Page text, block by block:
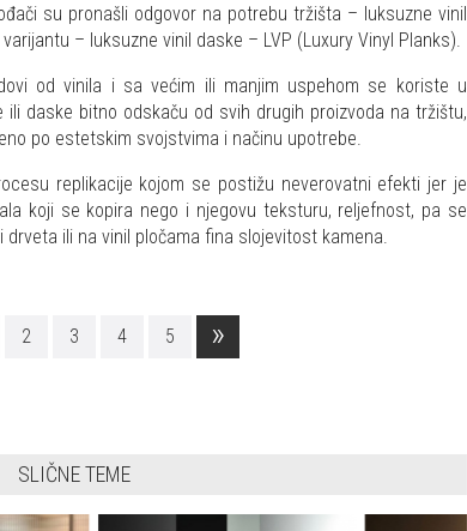
su pronašli odgovor na potrebu tržišta – luksuzne vinil
– luksuzne vinil daske – LVP (Luxury Vinyl Planks).
od vinila i sa većim ili manjim uspehom se koriste u
daske bitno odskaču od svih drugih proizvoda na tržištu,
po estetskim svojstvima i načinu upotrebe.
replikacije kojom se postižu neverovatni efekti jer je
koji se kopira nego i njegovu teksturu, reljefnost, pa se
ili na vinil pločama fina slojevitost kamena.
2 3 4 5 »
SLIČNE TEME